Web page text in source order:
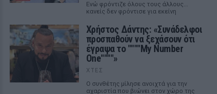
Ενώ φρόντιζε όλους τους άλλους...
κανείς δεν φρόντισε για εκείνη
Χρήστος Δάντης: «Συνάδελφοι
προσπαθούν να ξεχάσουν ότι
έγραψα το """"My Number
One""""»
ΧΤΕΣ
Ο συνθέτης μίλησε ανοιχτά για την
αχαριστία που βιώνει στον χώρο της